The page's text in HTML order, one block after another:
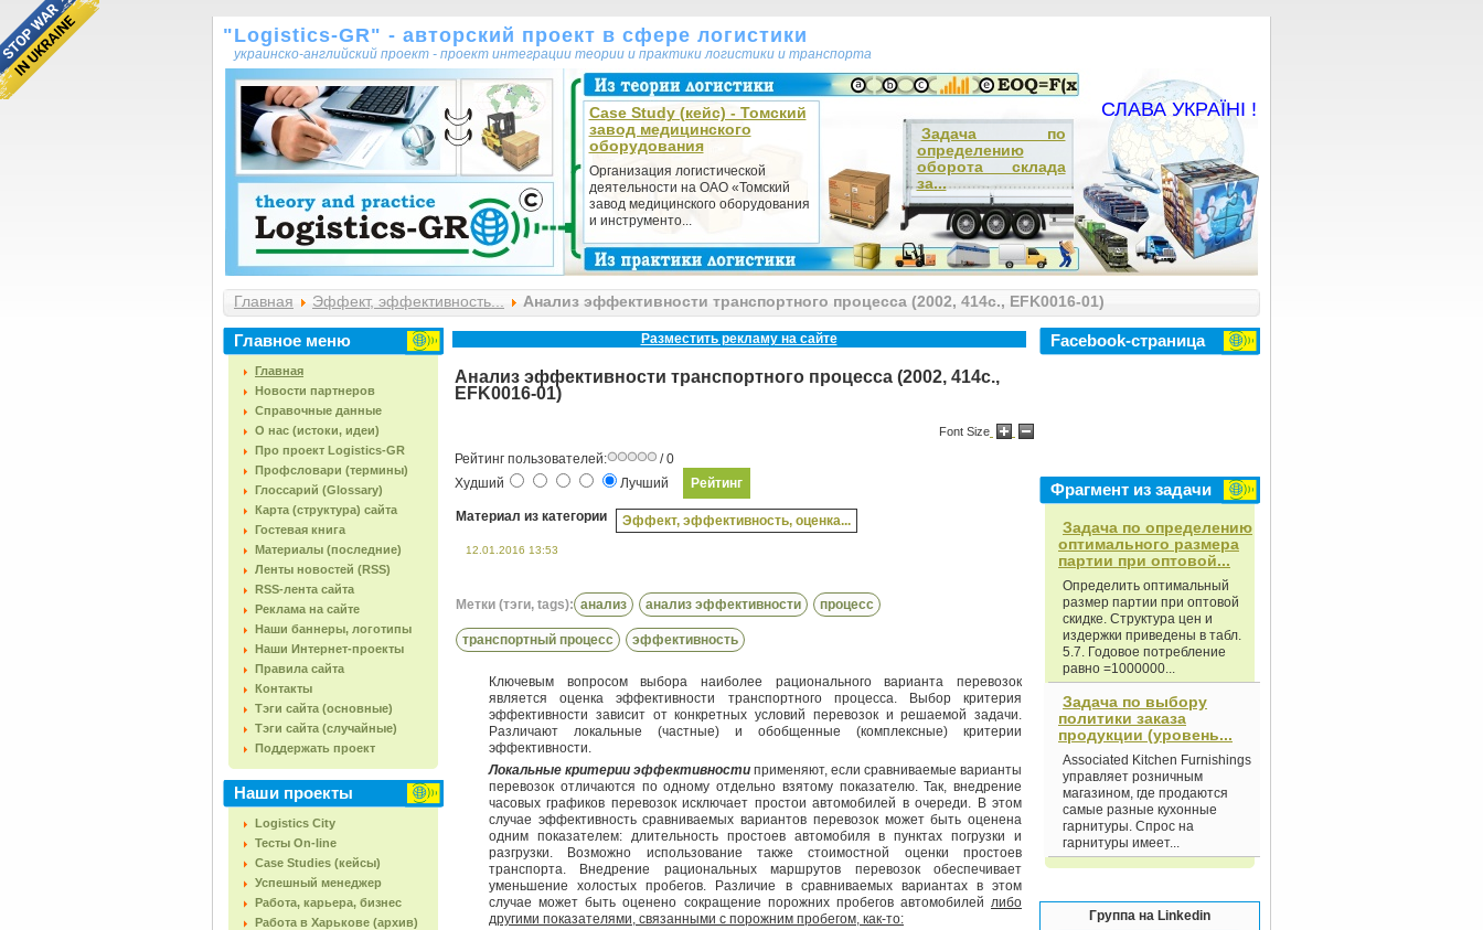
"Logistics-GR" - авторский проект в сфере логистики
украинско-английский проект - проект интеграции теории и практики логистики и транспорта
Case Study (кейс) - Томский
завод медицинского
оборудования
Организация логистической
деятельности на ОАО «Томский
завод медицинского оборудования
и инструменто...
Задача по
определению
оборота склада
за...
СЛАВА УКРАЇНІ !
Главная Эффект, эффективность... Анализ эффективности транспортного процесса (2002, 414c., EFK0016-01)
Главное меню
Главная
Новости партнеров
Справочные данные
О нас (истоки, идеи)
Про проект Logistics-GR
Профсловари (термины)
Глоссарий (Glossary)
Карта (структура) сайта
Гостевая книга
Материалы (последние)
Ленты новостей (RSS)
RSS-лента сайта
Реклама на сайте
Наши баннеры, логотипы
Наши Интернет-проекты
Правила сайта
Контакты
Тэги сайта (основные)
Тэги сайта (случайные)
Поддержать проект
Наши проекты
Logistics City
Тесты On-line
Case Studies (кейсы)
Успешный менеджер
Работа, карьера, бизнес
Работа в Харькове (архив)
Разместить рекламу на сайте
Анализ эффективности транспортного процесса (2002, 414c.,
EFK0016-01)
Font Size
Рейтинг пользователей:
/ 0
Худший
Лучший
Материал из категории Эффект, эффективность, оценка...
12.01.2016 13:53
Метки (тэги, tags): анализ анализ эффективности процесс
транспортный процесс эффективность
Ключевым вопросом выбора наиболее рационального варианта перевозок
является оценка эффективности транспортного процесса. Выбор критерия
эффективности зависит от конкретных условий перевозок и решаемой задачи.
Различают локальные (частные) и обобщенные (комплексные) критерии
эффективности.
Локальные критерии эффективности применяют, если сравниваемые варианты
перевозок отличаются по одному отдельно взятому показателю. Так, внедрение
часовых графиков перевозок исключает простои автомобилей в очереди. В этом
случае эффективность сравниваемых вариантов перевозок может быть оценена
одним показателем: длительность простоев автомобиля в пунктах погрузки и
разгрузки. Возможно использование также стоимостной оценки простоев
транспорта. Внедрение рациональных маршрутов перевозок обеспечивает
уменьшение холостых пробегов. Различие в сравниваемых вариантах в этом
случае может быть оценено сокращение порожних пробегов автомобилей либо
другими показателями, связанными с порожним пробегом, как-то:
Facebook-страница
Фрагмент из задачи
Задача по определению
оптимального размера
партии при оптовой...
Определить оптимальный
размер партии при оптовой
скидке. Структура цен и
издержки приведены в табл.
5.7. Годовое потребление
равно =1000000...
Задача по выбору
политики заказа
продукции (уровень...
Associated Kitchen Furnishings
управляет розничным
магазином, где продаются
самые разные кухонные
гарнитуры. Спрос на
гарнитуры имеет...
Группа на Linkedin